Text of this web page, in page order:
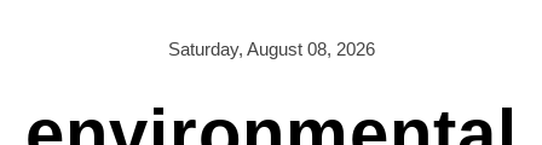
Saturday, August 08, 2026